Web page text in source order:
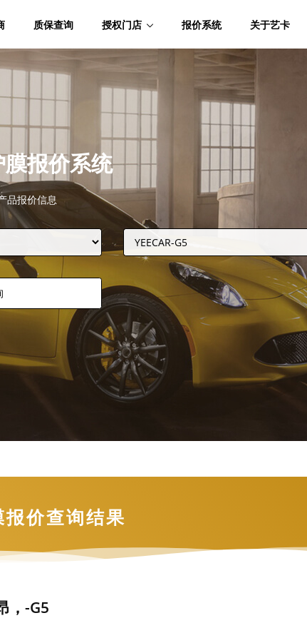
质保查询 授权门店 报价系统 关于艺卡
膜报价系统
品报价信息
报价查询结果
，-G5